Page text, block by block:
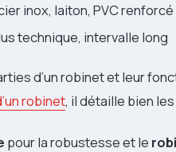
inox, laiton, PVC renforcé
technique, intervalle long
d’un robinet et leur
robinet, il détaille bien
pour la robustesse et le